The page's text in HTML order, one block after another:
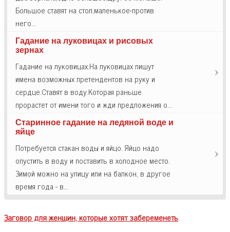
Большое ставят на стол,маленькое-против
него…
Гадание на луковицах и рисовых
зернах
Гадание на луковицах.На луковицах пишут
имена возможных претендентов на руку и
сердце.Ставят в воду.Которая раньше
прорастет от имени того и жди предложения о…
Старинное гадание на ледяной воде и
яйце
Потребуется стакан воды и яйцо. Яйцо надо
опустить в воду и поставить в холодное место.
Зимой можно на улицу или на балкон, в другое
время года - в…
Заговор для женщин, которые хотят забеременеть